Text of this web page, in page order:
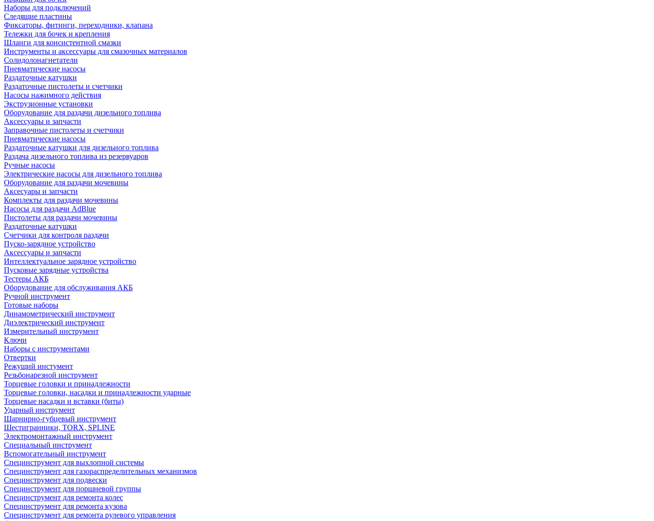
Наборы для подключений
Следящие пластины
Фиксаторы, фитинги, переходники, клапана
Тележки для бочек и крепления
Шланги для консистентной смазки
Инструменты и аксессуары для смазочных материалов
Солидолонагнетатели
Пневматические насосы
Раздаточные катушки
Раздаточные пистолеты и счетчики
Насосы нажимного действия
Экструзионные установки
Оборудование для раздачи дизельного топлива
Аксессуары и запчасти
Заправочные пистолеты и счетчики
Пневматические насосы
Раздаточные катушки для дизельного топлива
Раздача дизельного топлива из резервуаров
Ручные насосы
Электрические насосы для дизельного топлива
Оборудование для раздачи мочевины
Аксесуары и запчасти
Комплекты для раздачи мочевины
Насосы для раздачи AdBlue
Пистолеты для раздачи мочевины
Раздаточные катушки
Счетчики для контроля раздачи
Пуско-зарядное устройство
Аксессуары и запчасти
Интеллектуальное зарядное устройство
Пусковые зарядные устройства
Тестеры АКБ
Оборудование для обслуживания АКБ
Ручной инструмент
Готовые наборы
Динамометрический инструмент
Диэлектрический инструмент
Измерительный инструмент
Ключи
Наборы с инструментами
Отвертки
Режущий инстумент
Резьбонарезной инструмент
Торцевые головки и принадлежности
Торцевые головки, насадки и принадлежности ударные
Торцевые насадки и вставки (биты)
Ударный инструмент
Шарнирно-губцевый инструмент
Шестигранники, TORX, SPLINE
Электромонтажный инструмент
Специальный инструмент
Вспомогательный инструмент
Специнструмент для выхлопной системы
Специнструмент для газораспределительных механизмов
Специнструмент для подвески
Специнструмент для поршневой группы
Специнструмент для ремонта колес
Специнструмент для ремонта кузова
Специнструмент для ремонта рулевого управления